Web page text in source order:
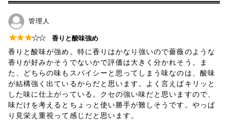
管理人
★★★☆☆ 香りと酸味強め
香りと酸味が強め。特に香りはかなり強いので薔薇のような
香りが好みかそうでないかで評価は大きく分かれそう。ま
た、どちらの味もスパイシーと思ってしまう味なのは、酸味
が結構強く出ているからだと思います。よく言えばキリッと
した味に仕上がっている。クセの強い味だと思いますので、
味だけを考えるとちょっと使い勝手が難しそうです。やっぱ
り見栄え重視って感じだと思います。